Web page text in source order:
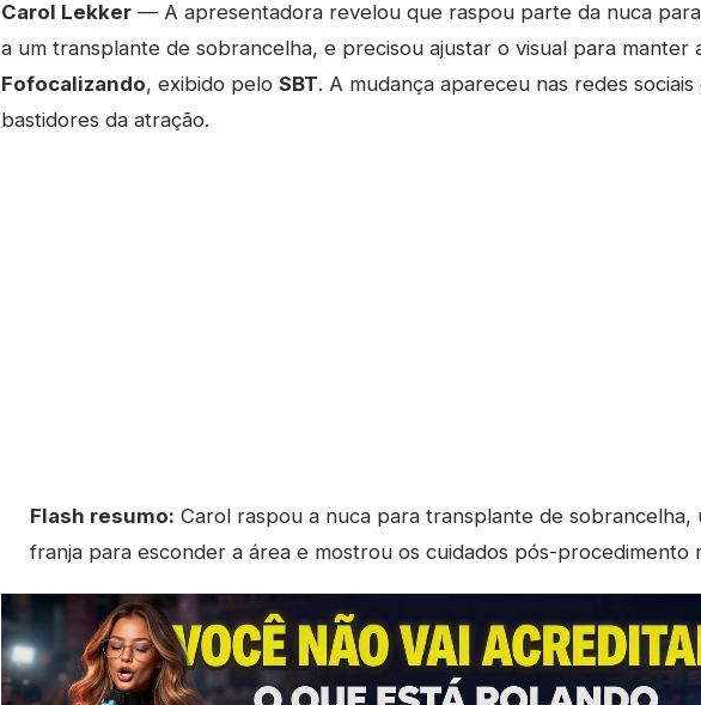
Carol Lekker — A apresentadora revelou que raspou parte da nuca
a um transplante de sobrancelha, e precisou ajustar o visual para manter
Fofocalizando, exibido pelo SBT. A mudança apareceu nas redes
bastidores da atração.
Flash resumo: Carol raspou a nuca para transplante de sobrancelha,
franja para esconder a área e mostrou os cuidados pós-procedimento